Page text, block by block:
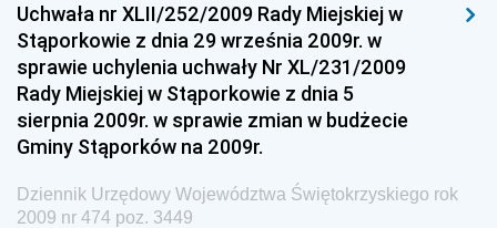
Budownictwa
Dziennik Urzędowy Ministra Gospodarki Morskiej i
Żeglugi Śródlądowej
Dziennik Urzędowy Ministra Energii
Dziennik Urzędowy Ministra Sprawiedliwości
Uchwała nr XLII/252/2009 Rady Miejskiej w
Stąporkowie z dnia 29 września 2009r. w
sprawie uchylenia uchwały Nr XL/231/2009
Rady Miejskiej w Stąporkowie z dnia 5
sierpnia 2009r. w sprawie zmian w budżecie
Gminy Stąporków na 2009r.
Dziennik Urzędowy Województwa Świętokrzyskiego rok
2009 nr 474 poz. 3449